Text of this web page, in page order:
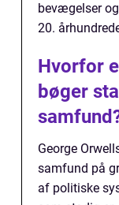
bevægelser
20.
Hvorfor
bøger
George
samfund på
af politiske